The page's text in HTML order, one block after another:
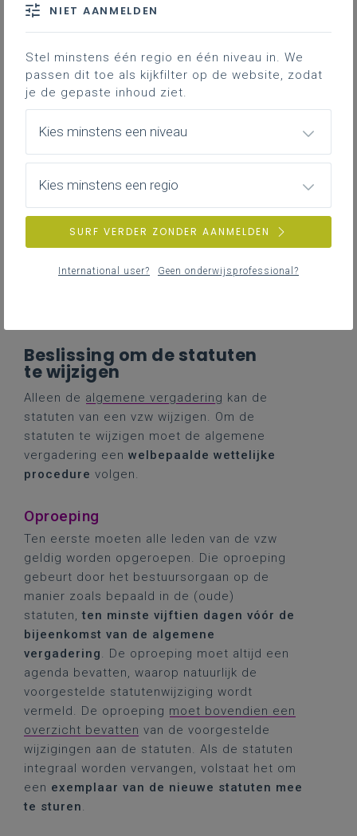
Contact
afspraken en regels aangepast die
je leden en bestuurders van je vzw
moeten naleven. Om de statuten te
procedure volgen. Nadien moet je
de gewijzigde statuten ookofficieel
bekendmaken
door ze neer te
leggen bij de griffie van de
Beslissing om de statuten
te wijzigen
Alleen de algemene vergadering kan de
statuten van een vzw wijzigen. Om de
statuten te wijzigen moet de algemene
vergadering een welbepaalde wettelijke
procedure volgen.
Oproeping
Ten eerste moeten alle leden van de vzw
geldig worden opgeroepen. Die oproeping
gebeurt door het bestuursorgaan op de
manier zoals bepaald in de (oude)
statuten,ten minste vijftien dagen vóór de
bijeenkomst van de algemene
vergadering. De oproeping moet altijd een
agenda bevatten, waarop natuurlijk de
voorgestelde statutenwijziging wordt
vermeld. De oproeping moet bovendien een
overzicht bevatten van de voorgestelde
wijzigingen aan de statuten. Als de statuten
integraal worden vervangen, volstaat het om
een exemplaar van de nieuwe statuten mee
te sturen.
NIET AANMELDEN
Stel minstens één regio en één niveau in. We
passen dit toe als kijkfilter op de website, zodat
je de gepaste inhoud ziet.
Kies minstens een niveau
Kies minstens een regio
SURF VERDER ZONDER AANMELDEN
International user? Geen onderwijsprofessional?